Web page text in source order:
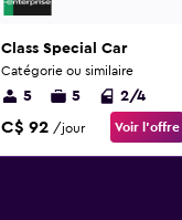
Class Special Car
Catégorie ou similaire
5 5 2/4
C$ 92 /jour Voir l’offre